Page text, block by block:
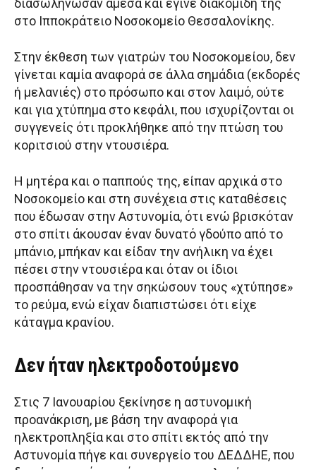
στο Ιπποκράτειο Νοσοκομείο Θεσσαλονίκης.
Στην έκθεση των γιατρών του Νοσοκομείου, δεν
γίνεται καμία αναφορά σε άλλα σημάδια (εκδορές
ή μελανιές) στο πρόσωπο και στον λαιμό, ούτε
και για χτύπημα στο κεφάλι, που ισχυρίζονται οι
συγγενείς ότι προκλήθηκε από την πτώση του
κοριτσιού στην ντουσιέρα.
Η μητέρα και ο παππούς της, είπαν αρχικά στο
Νοσοκομείο και στη συνέχεια στις καταθέσεις
που έδωσαν στην Αστυνομία, ότι ενώ βρισκόταν
στο σπίτι άκουσαν έναν δυνατό γδούπο από το
μπάνιο, μπήκαν και είδαν την ανήλικη να έχει
πέσει στην ντουσιέρα και όταν οι ίδιοι
προσπάθησαν να την σηκώσουν τους «χτύπησε»
το ρεύμα, ενώ είχαν διαπιστώσει ότι είχε
κάταγμα κρανίου.
Δεν ήταν ηλεκτροδοτούμενο
Στις 7 Ιανουαρίου ξεκίνησε η αστυνομική
προανάκριση, με βάση την αναφορά για
ηλεκτροπληξία και στο σπίτι εκτός από την
Αστυνομία πήγε και συνεργείο του ΔΕΔΔΗΕ, που